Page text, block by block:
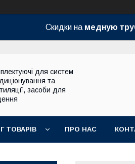
Скидки на медную
для систем
та
засоби для
ТОВАРІВ ПРО НАС